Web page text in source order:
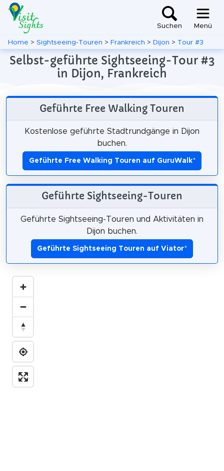
Suchen Menü
Home > Sightseeing-Touren > Frankreich > Dijon > Tour #3
Selbst-geführte Sightseeing-Tour #3
in Dijon, Frankreich
Geführte Free Walking Touren
Kostenlose geführte Stadtrundgänge in Dijon
buchen.
Geführte Free Walking Touren auf GuruWalk*
Geführte Sightseeing-Touren
Geführte Sightseeing-Touren und Aktivitäten in
Dijon buchen.
Geführte Sightseeing Touren auf Viator*